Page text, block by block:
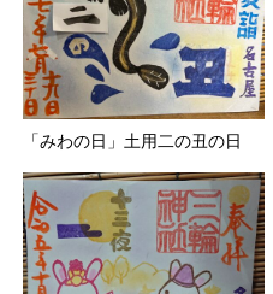
「みわの日」土用二の丑の日